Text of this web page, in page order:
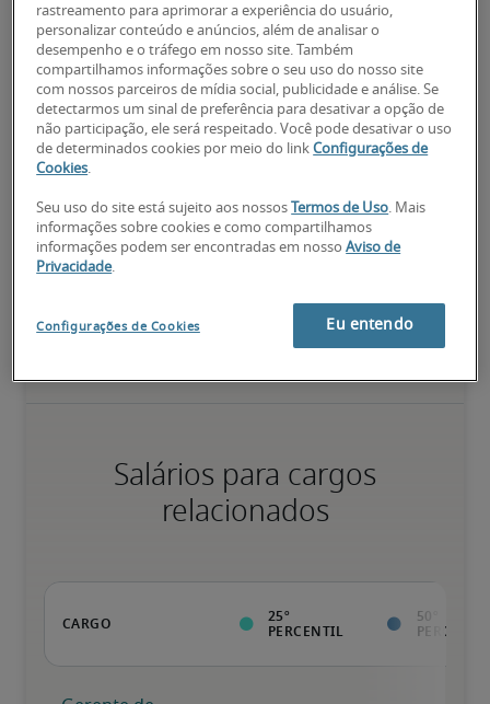
Tem experiência para desempenhar responsabilidades principais
de forma consistente, sem supervisão direta; pessoa
familiarizada com processos e assuntos relacionados ao cargo.
tarefas normais; possui qualificações diferenciadas, além de
especializações e certificações; pessoa pronta para avançar.
Salários para cargos
relacionados
rastreamento para aprimorar a experiência do usuário,
personalizar conteúdo e anúncios, além de analisar o
desempenho e o tráfego em nosso site. Também
compartilhamos informações sobre o seu uso do nosso site
com nossos parceiros de mídia social, publicidade e análise. Se
detectarmos um sinal de preferência para desativar a opção de
não participação, ele será respeitado. Você pode desativar o uso
de determinados cookies por meio do linkConfigurações de
Cookies
Seu uso do site está sujeito aos nossos Termos de Uso . Mais
informações sobre cookies e como compartilhamos
informações podem ser encontradas em nossoAviso de
Privacidade.
Configurações de Cookies Eu entendo